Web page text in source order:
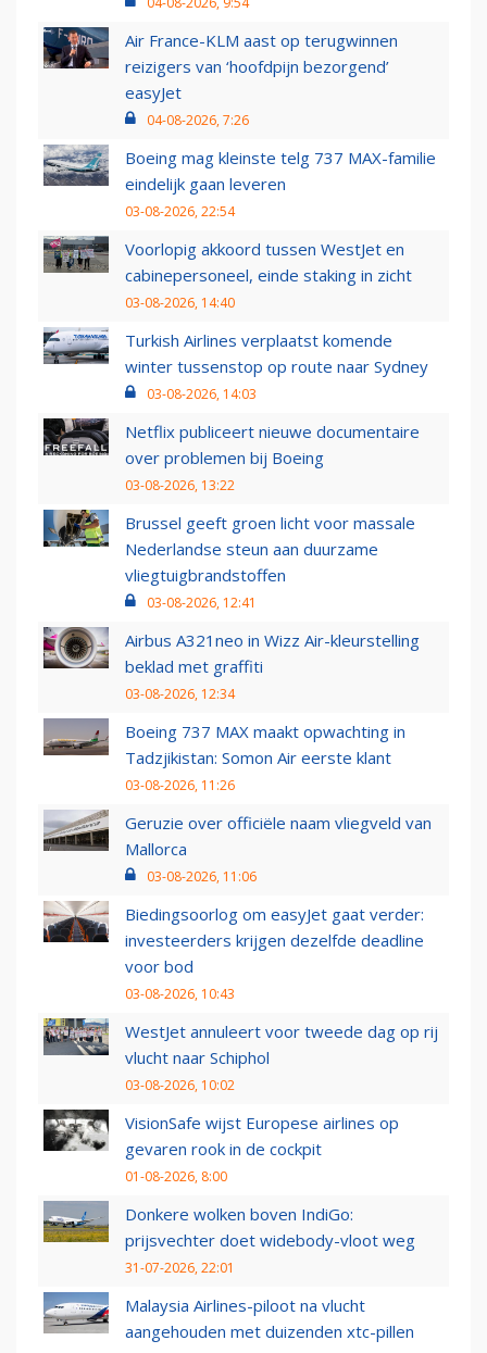
Air France-KLM aast op terugwinnen
reizigers van ‘hoofdpijn bezorgend’
easyJet
04-08-2026, 7:26
Boeing mag kleinste telg 737 MAX-familie
eindelijk gaan leveren
03-08-2026, 22:54
Voorlopig akkoord tussen WestJet en
cabinepersoneel, einde staking in zicht
03-08-2026, 14:40
Turkish Airlines verplaatst komende
winter tussenstop op route naar Sydney
03-08-2026, 14:03
Netflix publiceert nieuwe documentaire
over problemen bij Boeing
03-08-2026, 13:22
Brussel geeft groen licht voor massale
Nederlandse steun aan duurzame
vliegtuigbrandstoffen
03-08-2026, 12:41
Airbus A321neo in Wizz Air-kleurstelling
beklad met graffiti
03-08-2026, 12:34
Boeing 737 MAX maakt opwachting in
Tadzjikistan: Somon Air eerste klant
03-08-2026, 11:26
Geruzie over officiële naam vliegveld van
Mallorca
03-08-2026, 11:06
Biedingsoorlog om easyJet gaat verder:
investeerders krijgen dezelfde deadline
voor bod
03-08-2026, 10:43
WestJet annuleert voor tweede dag op rij
vlucht naar Schiphol
03-08-2026, 10:02
VisionSafe wijst Europese airlines op
gevaren rook in de cockpit
01-08-2026, 8:00
Donkere wolken boven IndiGo:
prijsvechter doet widebody-vloot weg
31-07-2026, 22:01
Malaysia Airlines-piloot na vlucht
aangehouden met duizenden xtc-pillen